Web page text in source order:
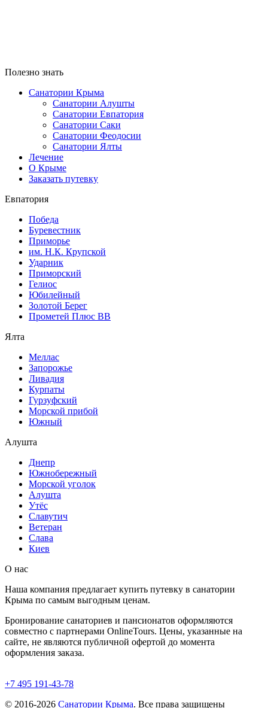
Полезно знать
Санатории Крыма
Санатории Алушты
Санатории Евпатория
Санатории Саки
Санатории Феодосии
Санатории Ялты
Лечение
О Крыме
Заказать путевку
Евпатория
Победа
Буревестник
Приморье
им. Н.К. Крупской
Ударник
Приморский
Гелиос
Юбилейный
Золотой Берег
Прометей Плюс ВВ
Ялта
Меллас
Запорожье
Ливадия
Курпаты
Гурзуфский
Морской прибой
Южный
Алушта
Днепр
Южнобережный
Морской уголок
Алушта
Утёс
Славутич
Ветеран
Слава
Киев
О нас
Наша компания предлагает купить путевку в санатории
Крыма по самым выгодным ценам.
Бронирование санаториев и пансионатов оформляются
совместно с партнерами OnlineTours. Цены, указанные на
сайте, не являются публичной офертой до момента
оформления заказа.
+7 495 191-43-78
© 2016-2026 Санатории Крыма. Все права защищены